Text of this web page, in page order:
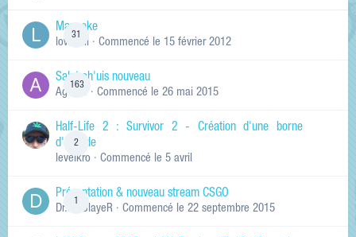
31
Manneke
lowskill · Commencé le 15 février 2012
163
Salut ch'uis nouveau
Ag0Nie · Commencé le 26 mai 2015
2
Half-Life 2 : Survivor 2 - Création d'une borne
d'arcade
levelkro · Commencé le 5 avril
Présentation & nouveau stream CSGO
Dr.KinSlayeR · Commencé le 22 septembre 2015